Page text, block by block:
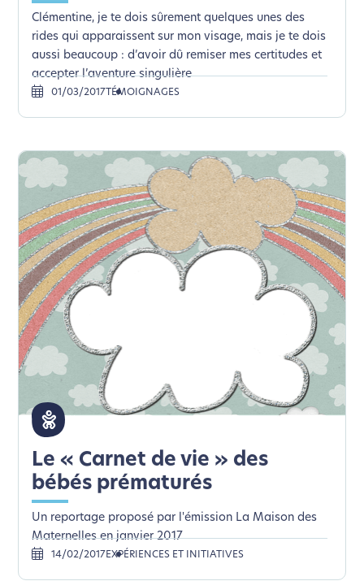
Clémentine, je te dois sûrement quelques unes des
rides qui apparaissent sur mon visage, mais je te dois
aussi beaucoup : d’avoir dû remiser mes certitudes et
accepter l’aventure singulière
01/03/2017 TÉMOIGNAGES
Le « Carnet de vie » des
bébés prématurés
Un reportage proposé par l'émission La Maison des
Maternelles en janvier 2017
14/02/2017 EXPÉRIENCES ET INITIATIVES